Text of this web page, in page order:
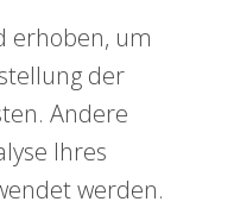
erhoben, um
der
Andere
Ihres
werden.